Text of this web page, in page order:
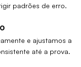
padrões de erro.
e ajustamos a
até a prova.